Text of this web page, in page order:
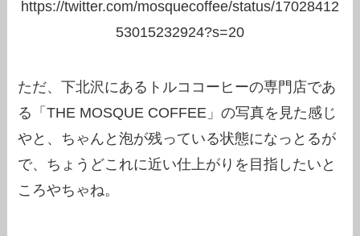
https://twitter.com/mosquecoffee/status/17028412
53015232924?s=20
ただ、下北沢にあるトルココーヒーの専門店であ
る「THE MOSQUE COFFEE」の写真を見た感じ
やと、ちゃんと泡が残っている状態になっとるが
で、ちょうどこれに近い仕上がりを目指したいと
ころやちゃね。